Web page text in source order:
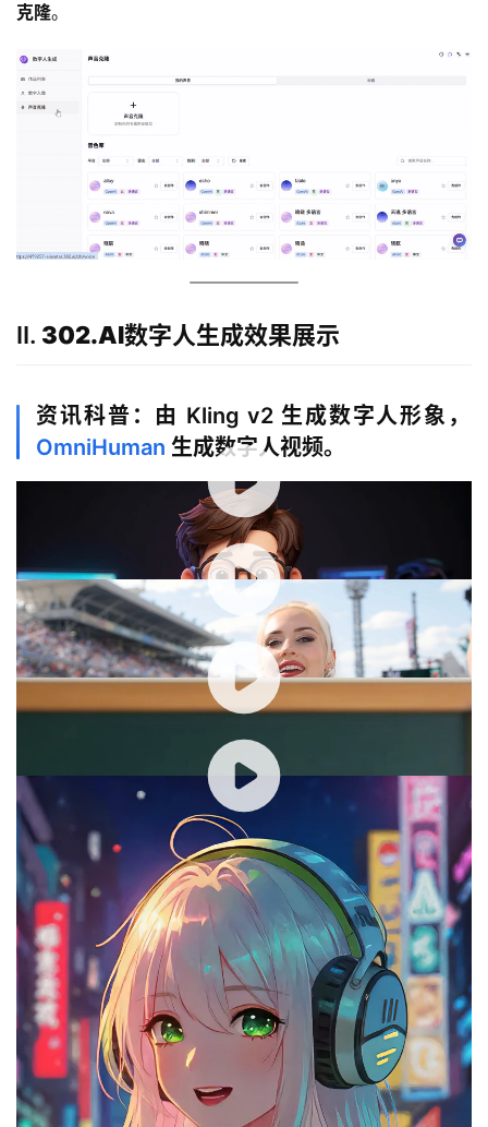
克隆。
Ⅱ. 302.AI数字人生成效果展示
资讯科普：由 Kling v2 生成数字人形象，
OmniHuman 生成数字人视频。
00:00 / 00:25
赛事解说：由 Flux kontext max 生成数字人
生成数字人视频。
00:00 / 00:14
知识口播：使用预设数字人形象， 蝉镜生成数
字人视频。00:00 / 00:13
虚拟偶像：使用 Flux kontext pro 生成数字
人形象，OmniHuman 生成数字人视频。
III. 302.AI数字人应用功能详解
1. 作品列表
（1）自主选择模型
点击创建作品可以自主选择数字人生成模型。